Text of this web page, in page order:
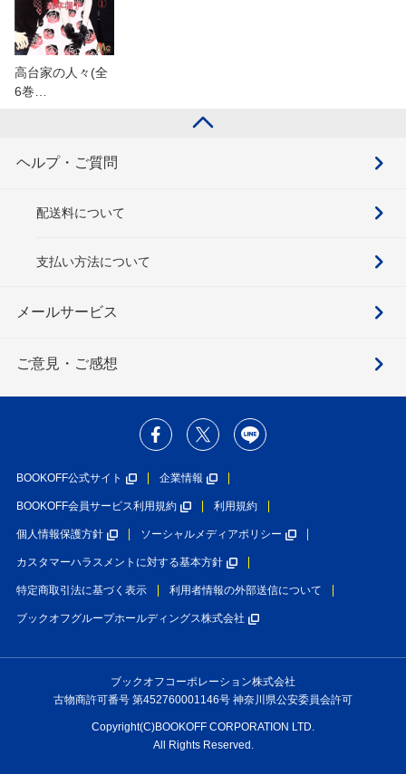
高台家の人々(全
6巻…
ヘルプ・ご質問
配送料について
支払い方法について
メールサービス
ご意見・ご感想
BOOKOFF公式サイト 企業情報
BOOKOFF会員サービス利用規約 利用規約
個人情報保護方針 ソーシャルメディアポリシー
カスタマーハラスメントに対する基本方針
特定商取引法に基づく表示 利用者情報の外部送信について
ブックオフグループホールディングス株式会社
ブックオフコーポレーション株式会社
古物商許可番号 第452760001146号 神奈川県公安委員会許可
Copyright(C)BOOKOFF CORPORATION LTD.
All Rights Reserved.